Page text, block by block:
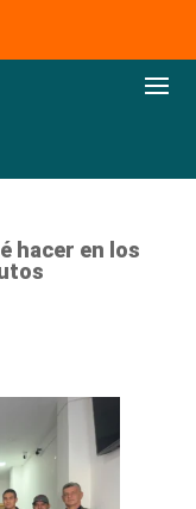
hacer en los